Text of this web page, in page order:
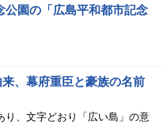
園の「広島平和都市記念
来、幕府重臣と豪族の名前
、文字どおり「広い島」の意